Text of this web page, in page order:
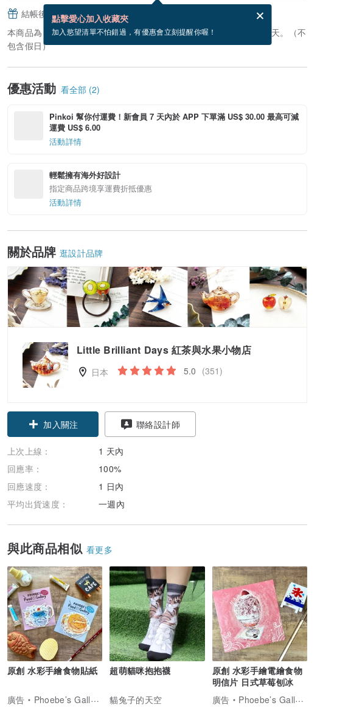
點擊愛心加入收藏夾
加入慾望清單不怕錯過，有優惠會立刻提醒你喔！
結帳後填寫並分享，免費幫你寄送電子賀卡。
電子賀卡是什麼？
本商品為「接單訂製」。付款後，從開始製作到寄出商品為 5 個工作天。（不
包含假日）
優惠活動 看全部 (2)
Pinkoi 幫你付運費！新會員 7 天內於 APP 下單滿 US$ 30.00 最高可減
運費 US$ 6.00
活動詳情
輕鬆擁有海外好設計
指定商品跨境享運費折抵優惠
活動詳情
關於品牌 逛設計品牌
Little Brilliant Days 紅茶與水果小物店
日本 5.0 (351)
加入關注 聯絡設計師
上次上線：
1 天內
回應率：
100%
回應速度：
1 日內
平均出貨速度：
一週內
與此商品相似 看更多
原創 水彩手繪食物貼紙
廣告
Phoebe’s Gallery
超萌貓咪抱抱襪
貓兔子的天空
原創 水彩手繪電繪食物
明信片 日式草莓刨冰
廣告
Phoebe’s Gallery